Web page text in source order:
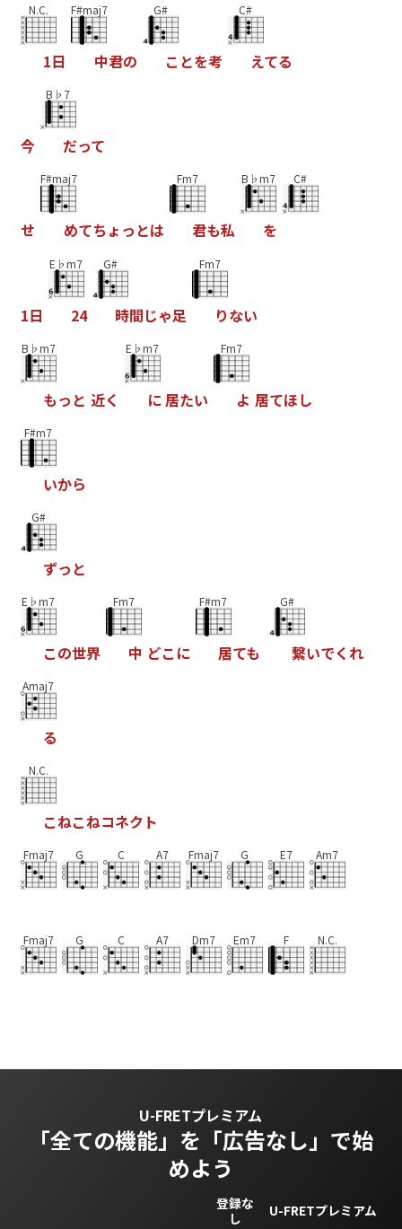
N.C.
1日
F#maj7
中君の
G#
こ とを考
C#
えてる
今
B♭7
だって
せ
F#maj7
めてちょ っ とは
Fm7
君も私
B♭m7
を
C#
1日
E♭m7
24
G#
時間じゃ足
Fm7
りない
B♭m7
もっ と 近く
E♭m7
に居たい
Fm7
よ 居てほし
F#m7
いから
G#
ずっ と
E♭m7
この世界
Fm7
中 どこ に
F#m7
居ても
G#
繋いでく れ
Amaj7
る
N.C.
こねこねコネク ト
Fmaj7 G C A7 Fmaj7 G E7 Am7
Fmaj7 G C A7 Dm7 Em7 F N.C.
U-FRETプレミアム
「全ての機能」を 「広告なし」で始
めよう
登録な
し
U-FRETプレミアム